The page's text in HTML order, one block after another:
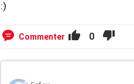
:)
Commenter 0